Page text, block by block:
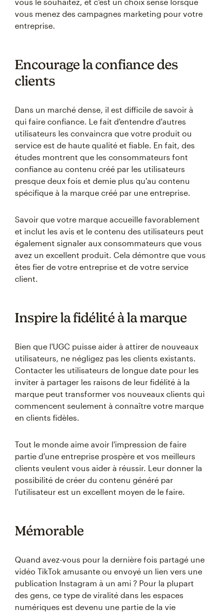
vous menez des campagnes marketing pour votre
entreprise.
Encourage la confiance des
clients
Dans un marché dense, il est difficile de savoir à
qui faire confiance. Le fait d'entendre d'autres
utilisateurs les convaincra que votre produit ou
service est de haute qualité et fiable. En fait, des
études montrent que les consommateurs font
confiance au contenu créé par les utilisateurs
presque deux fois et demie plus qu'au contenu
spécifique à la marque créé par une entreprise.
Savoir que votre marque accueille favorablement
et inclut les avis et le contenu des utilisateurs peut
également signaler aux consommateurs que vous
avez un excellent produit. Cela démontre que vous
êtes fier de votre entreprise et de votre service
client.
Inspire la fidélité à la marque
Bien que l'UGC puisse aider à attirer de nouveaux
utilisateurs, ne négligez pas les clients existants.
Contacter les utilisateurs de longue date pour les
inviter à partager les raisons de leur fidélité à la
marque peut transformer vos nouveaux clients qui
commencent seulement à connaître votre marque
en clients fidèles.
Tout le monde aime avoir l'impression de faire
partie d'une entreprise prospère et vos meilleurs
clients veulent vous aider à réussir. Leur donner la
possibilité de créer du contenu généré par
l'utilisateur est un excellent moyen de le faire.
Mémorable
Quand avez-vous pour la dernière fois partagé une
vidéo TikTok amusante ou envoyé un lien vers une
publication Instagram à un ami ? Pour la plupart
des gens, ce type de viralité dans les espaces
numériques est devenu une partie de la vie